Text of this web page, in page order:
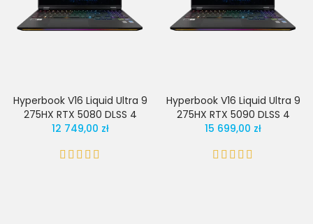
Hyperbook V16 Liquid Ultra 9
275HX RTX 5080 DLSS 4
12 749,00 zł
Hyperbook V16 Liquid Ultra 9
275HX RTX 5090 DLSS 4
15 699,00 zł